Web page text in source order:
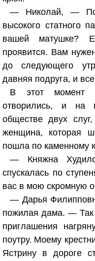
— Николай, —
высокого статного
вашей матушке?
проявится. Вам
до следующего
давняя подруга, и
В этот момент
отворились, и на
обществе двух
женщина, которая
пошла по каменному
— Княжна
спускалась по
вас в мою скромную
— Дарья
пожилая дама. —
приглашения
поутру. Моему
Ястрину в дороге